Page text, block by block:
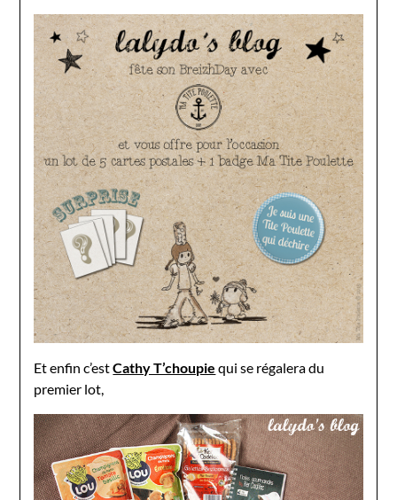
Et enfin c’estCathy T’choupie qui se régalera du
premier lot,